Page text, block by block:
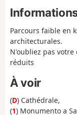
Parcours faible en
architecturales.
N'oubliez pas
réduits
À voir
(D) Cathédrale,
(1) Monumento a